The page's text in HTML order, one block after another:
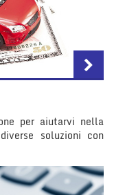
per aiutarvi nella
soluzioni con
utente